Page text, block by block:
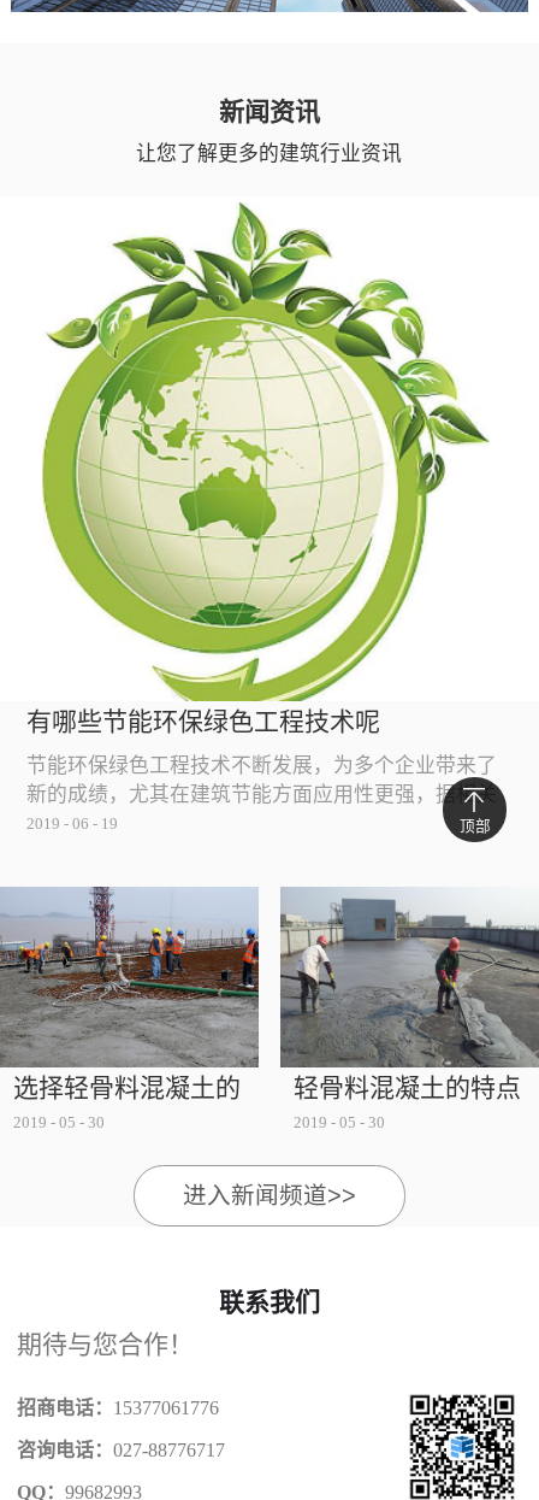
新闻资讯
让您了解更多的建筑行业资讯
有哪些节能环保绿色工程技术呢
节能环保绿色工程技术不断发展，为多个企业带来了
新的成绩，尤其在建筑节能方面应用性更强，据相关
人士介绍节能环保绿色工程应国家需要，不但施工技
技术呢？一、外墙保温技术为什么外墙保温属节能环
保绿色工程？这是因为单纯的使用冷凝体容易使墙体
被破坏，而不得不采用外在的保温设备，这既浪费了
能源又影响了其安全性，而选择节能...
2019 - 06 - 19
选择轻骨料混凝土的
注意事项
2019 - 05 - 30
轻骨料混凝土的特点
有哪些
2019 - 05 - 30
进入新闻频道>>
联系我们
期待与您合作！
招商电话： 15377061776
咨询电话： 027-88776717
QQ： 99682993
顶部